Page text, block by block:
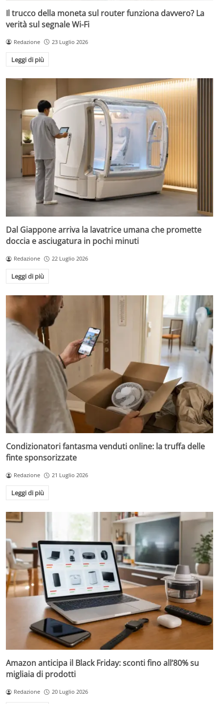
Il trucco della moneta sul router funziona davvero? La
verità sul segnale Wi-Fi
Redazione 23 Luglio 2026
Leggi di più
Dal Giappone arriva la lavatrice umana che promette
doccia e asciugatura in pochi minuti
Redazione 22 Luglio 2026
Leggi di più
Condizionatori fantasma venduti online: la truffa delle
finte sponsorizzate
Redazione 21 Luglio 2026
Leggi di più
Amazon anticipa il Black Friday: sconti fino all’80% su
migliaia di prodotti
Redazione 20 Luglio 2026